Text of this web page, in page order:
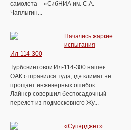
самолета – «СибНИА им. С.А.
Чаплыгин...
Начались жаркие
испытания
Ил-114-300
Турбовинтовой Ил-114-300 нашей
ОАК отправился туда, где климат не
прощает инженерных ошибок.
Лайнер совершил беспосадочный
перелет из подмосковного Жу...
«Суперджет»